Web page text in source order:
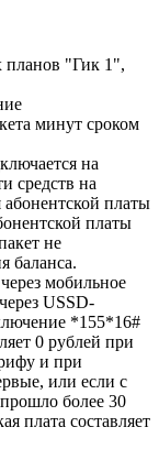
планов "Гик 1",
минут сроком
на
средств на
абонентской платы
платы
не
баланса.
мобильное
USSD-
*155*16#
0 рублей при
и при
или если с
более 30
плата составляет